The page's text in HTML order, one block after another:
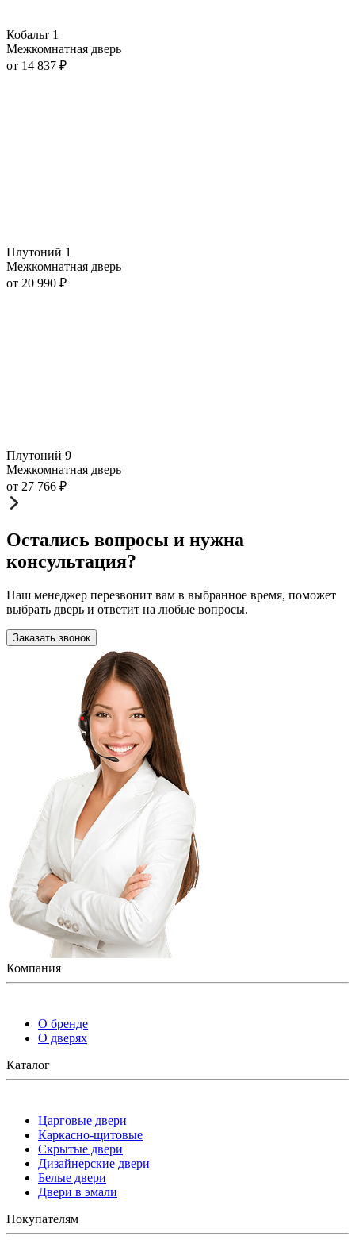
Кобальт 1
Межкомнатная дверь
от 14 837 ₽
Плутоний 1
Межкомнатная дверь
от 20 990 ₽
Плутоний 9
Межкомнатная дверь
от 27 766 ₽
Остались вопросы и нужна
консультация?
Наш менеджер перезвонит вам в выбранное время, поможет
выбрать дверь и ответит на любые вопросы.
Заказать звонок
Компания
О бренде
О дверях
Каталог
Царговые двери
Каркасно-щитовые
Скрытые двери
Дизайнерские двери
Белые двери
Двери в эмали
Покупателям